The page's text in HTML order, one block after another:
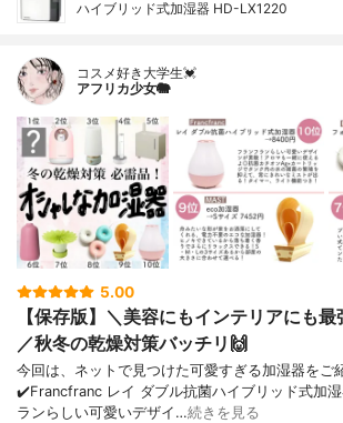
ハイブリッド式加湿器 HD-LX1220
コスメ好き大学生💓
アフリカ少女🐘
5.00
【保存版】＼美容にもインテリアにも
／秋冬の乾燥対策バッチリ🙌
今回は、ネットで見つけた可愛すぎる加湿器をご
✔️Francfranc レイ ダブル抗菌ハイブリッド式加
ランらしい可愛いデザイ…続きを見る